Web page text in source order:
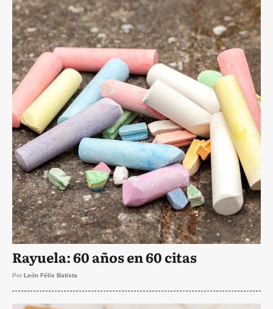
Rayuela: 60 años en 60 citas
Por León Félix Batista